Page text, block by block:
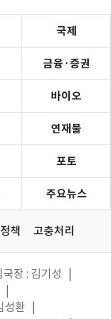
국제
금융·증권
바이오
연재물
포토
주요뉴스
책 고충처리
장 : 김기성
성환